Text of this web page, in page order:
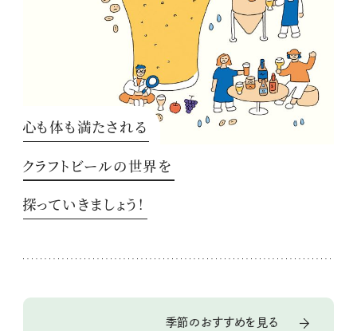
心も体も満たされる
クラフトビールの世界を
探っていきましょう！
季節のおすすめを見る